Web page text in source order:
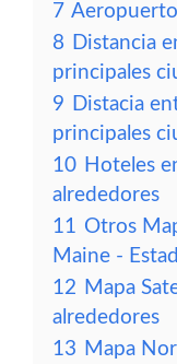
7
8 Distancia
principales
9 Distacia
principales
10 Hoteles
alrededores
11 Otros
Maine -
12 Mapa
alrededores
13 Mapa